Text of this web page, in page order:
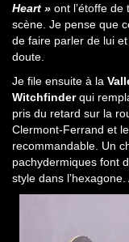
Heart » ont l’étoffe de
scène. Je pense que
de faire parler de lui
doute.
Je file ensuite à la
Witchfinderqui
pris du retard sur la
Clermont-Ferrand et
recommandable. Un
pachydermiques font
style dans l’hexagone.